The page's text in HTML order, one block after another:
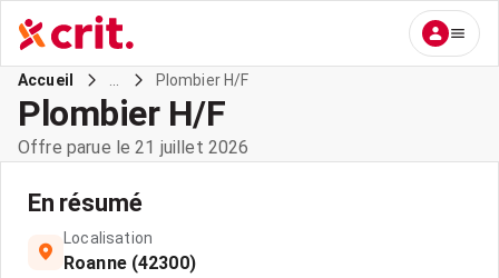
Accueil Plombier H/F
Plombier H/F
Offre parue le 21 juillet 2026
En résumé
Localisation
Roanne (42300)